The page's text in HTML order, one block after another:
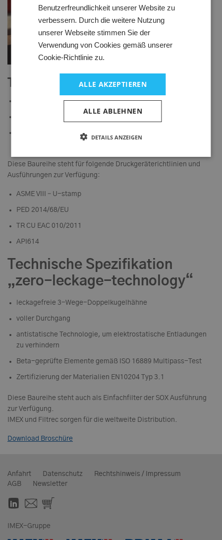
Typische Anwendungen:
Schmierölfiltration
Wasserfiltration und alle prozesstechnisch kompatiblen
Diese Baureihe steht für folgende Druckgeräterichtlinien und
Ausführungen zur Verfügung:
ASME VIII – U-stamp
PED 2014/68/EU
TR CU EAC 010/2011
API614
Technische Spezifikation
„zero-leckage-technology“
leckagefreie 3-Wege-Doppelkugelhähne
voller Durchgang
antistatische Technologie, um elektrostatische Entladungen
zu verhindern
Beta-geprüfte Elemente gemäß ISO 16889 Multipass-Test
Zertifizierung der Materialien EN10204 Typ 3.1
Diese Baureihe steht auch als Einfachfilter der SOX Ausführung
zur Verfügung.
IMEX und Filtrec sorgen für die weltweite Distribution.
Download Broschüre
Anfahrt Datenschutz
Rechtshinweis / Impressum
AGB
Newsletter
IMEX-Gruppe
Benutzerfreundlichkeit unserer Website zu
verbessern. Durch die weitere Nutzung
unserer Webseite stimmen Sie der
Verwendung von Cookies gemäß unserer
Cookie-Richtlinie zu.
ALLE AKZEPTIEREN
ALLE ABLEHNEN
DETAILS ANZEIGEN